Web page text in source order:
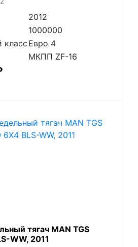
2012
1000000
классЕвро 4
МКПП ZF-16
тягач MAN TGS
WW, 2011